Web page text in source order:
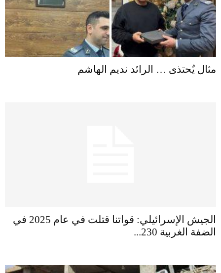
مثال يٌحتذى … الرائد نديم الهاشم
الجيش الإسرائيلي: قواتنا قتلت في عام 2025 في
الضفة الغربية 230...